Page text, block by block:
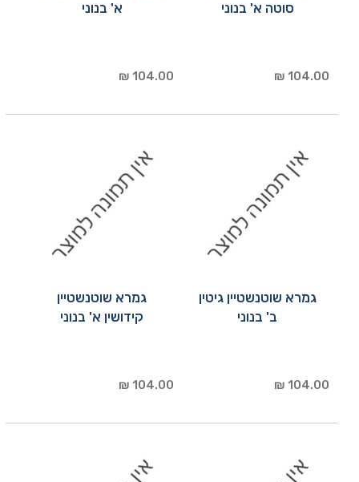
סוטה א' בנוני
104.00 ₪
א' בנוני
104.00 ₪
גמרא שוטנשטיין גיטין
ב' בנוני
104.00 ₪
גמרא שוטנשטיין
קידושין א' בנוני
104.00 ₪